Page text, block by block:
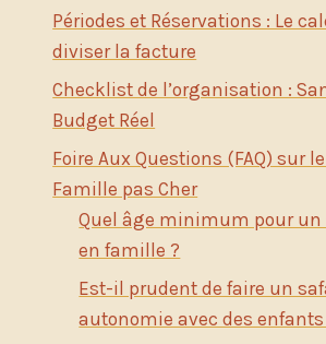
Périodes et Réservations : Le
diviser la facture
Checklist de l’organisation :
Budget Réel
Foire Aux Questions (FAQ) sur
Famille pas Cher
Quel âge minimum pour un
en famille ?
Est-il prudent de faire un
autonomie avec des enfants